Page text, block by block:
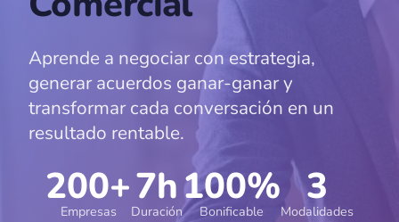
Aprende a negociar con estrategia,
generar acuerdos ganar-ganar y
transformar cada conversación en un
resultado rentable.
200+
Empresas
7h
Duración
100%
Bonificable
3
Modalidades